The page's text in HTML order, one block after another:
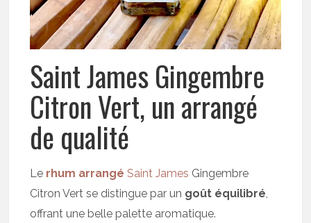
Saint James Gingembre
Citron Vert, un arrangé
de qualité
Le rhum arrangé Saint James Gingembre
Citron Vert se distingue par un goût équilibré,
offrant une belle palette aromatique.